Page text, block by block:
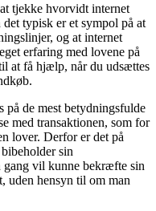
tjekke hvorvidt internet
typisk er et sympol på at
og at internet
erfaring med lovene på
at få hjælp, når du udsættes
på de mest betydningsfulde
med transaktionen, som for
lover. Derfor er det på
sin
gang vil kunne bekræfte sin
uden hensyn til om man